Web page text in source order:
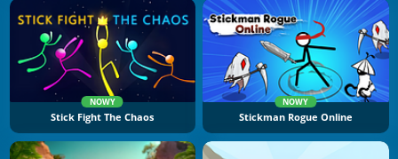
NOWY
Stick Fight The Chaos
NOWY
Stickman Rogue Online